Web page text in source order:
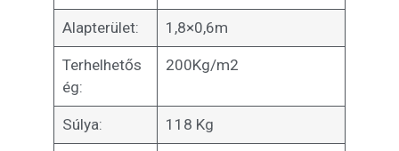
Alapterület: 1,8×0,6m
Terhelhetős
ég:
200Kg/m2
Súlya: 118 Kg